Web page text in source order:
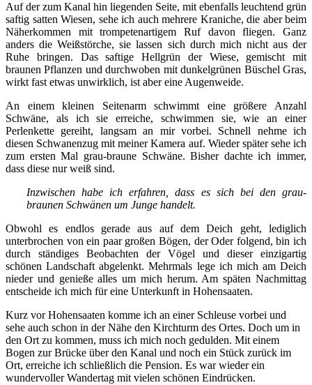
Auf der zum Kanal hin liegenden Seite, mit ebenfalls leuchtend grün
saftig satten Wiesen, sehe ich auch mehrere Kraniche, die aber beim
Näherkommen mit trompetenartigem Ruf davon fliegen. Ganz
anders die Weißstörche, sie lassen sich durch mich nicht aus der
Ruhe bringen. Das saftige Hellgrün der Wiese, gemischt mit
braunen Pflanzen und durchwoben mit dunkelgrünen Büschel Gras,
wirkt fast etwas unwirklich, ist aber eine Augenweide.
An einem kleinen Seitenarm schwimmt eine größere Anzahl
Schwäne, als ich sie erreiche, schwimmen sie, wie an einer
Perlenkette gereiht, langsam an mir vorbei. Schnell nehme ich
diesen Schwanenzug mit meiner Kamera auf. Wieder später sehe ich
zum ersten Mal grau-braune Schwäne. Bisher dachte ich immer,
dass diese nur weiß sind.
Inzwischen habe ich erfahren, dass es sich bei den grau-
braunen Schwänen um Junge handelt.
Obwohl es endlos gerade aus auf dem Deich geht, lediglich
unterbrochen von ein paar großen Bögen, der Oder folgend, bin ich
durch ständiges Beobachten der Vögel und dieser einzigartig
schönen Landschaft abgelenkt. Mehrmals lege ich mich am Deich
nieder und genieße alles um mich herum. Am späten Nachmittag
entscheide ich mich für eine Unterkunft in Hohensaaten.
Kurz vor Hohensaaten komme ich an einer Schleuse vorbei und
sehe auch schon in der Nähe den Kirchturm des Ortes. Doch um in
den Ort zu kommen, muss ich mich noch gedulden. Mit einem
Bogen zur Brücke über den Kanal und noch ein Stück zurück im
Ort, erreiche ich schließlich die Pension. Es war wieder ein
wundervoller Wandertag mit vielen schönen Eindrücken.